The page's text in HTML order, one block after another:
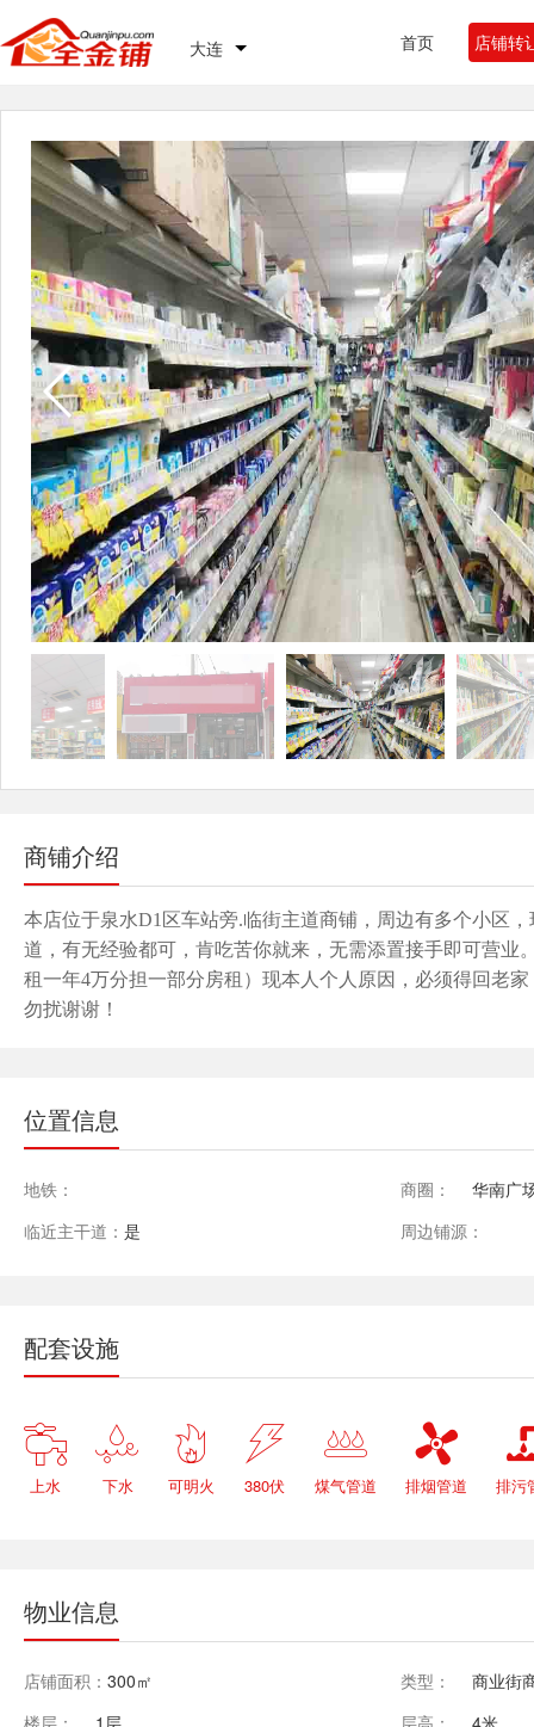
大连 首页 店铺转
商铺介绍
本店位于泉水D1区车站旁.临街主道商铺，周边有多个小区，
道，有无经验都可，肯吃苦你就来，无需添置接手即可营
租一年4万分担一部分房租）现本人个人原因，必须得回老
勿扰谢谢！
位置信息
地铁： 商圈：
华南广
临近主干道： 是 周边铺源：
配套设施

上水

下水

可明火

380伏

煤气管道

排烟管道 排污
物业信息
店铺面积： 300㎡ 类型：
商业街
楼层：
1层 层高：
4米